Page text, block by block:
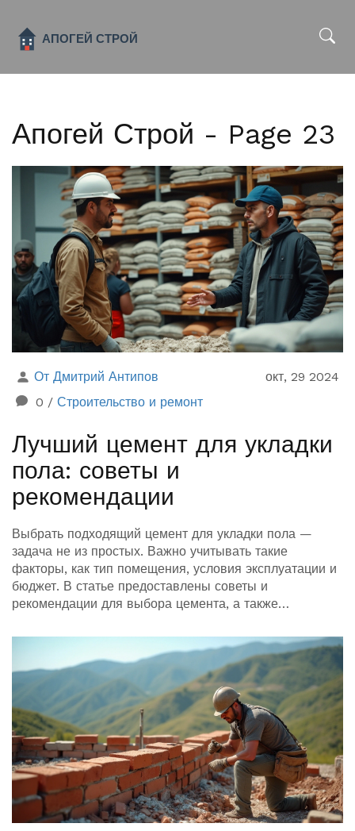
Апогей Строй - Page 23
От Дмитрий Антипов
окт, 29 2024
0 / Строительство и ремонт
Лучший цемент для укладки
пола: советы и
рекомендации
Выбрать подходящий цемент для укладки пола —
задача не из простых. Важно учитывать такие
факторы, как тип помещения, условия эксплуатации и
бюджет. В статье предоставлены советы и
рекомендации для выбора цемента, а также
особенности. Знание тонкостей поможет добиться
долговечного и качественного покрытия.